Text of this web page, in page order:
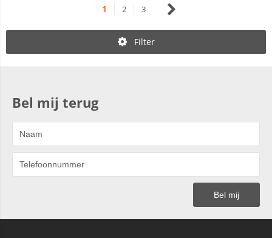
1 2 3
Filter
Bel mij terug